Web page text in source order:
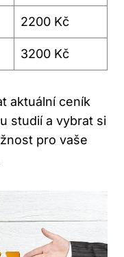
2200 Kč
3200 Kč
aktuální ceník
studií a vybrat si
pro vaše